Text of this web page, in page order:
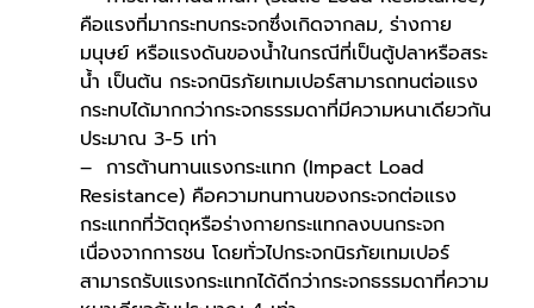
คือแรงที่มากระทบกระจกซึ่งเกิดจากลม, ร่างกาย
มนุษย์ หรือแรงดันของน้ำในกรณีที่เป็นตู้ปลาหรือสระ
น้ำ เป็นต้น กระจกนิรภัยเทมเปอร์สามารถทนต่อแรง
กระทบได้มากกว่ากระจกธรรมดาที่มีความหนาเดียวกัน
ประมาณ 3-5 เท่า
–  การต้านทานแรงกระแทก (Impact Load
Resistance) คือความทนทานของกระจกต่อแรง
กระแทกที่วัตถุหรือร่างกายกระแทกลงบนกระจก
เนื่องจากการชน โดยทั่วไปกระจกนิรภัยเทมเปอร์
สามารถรับแรงกระแทกได้ดีกว่ากระจกธรรมดาที่ความ